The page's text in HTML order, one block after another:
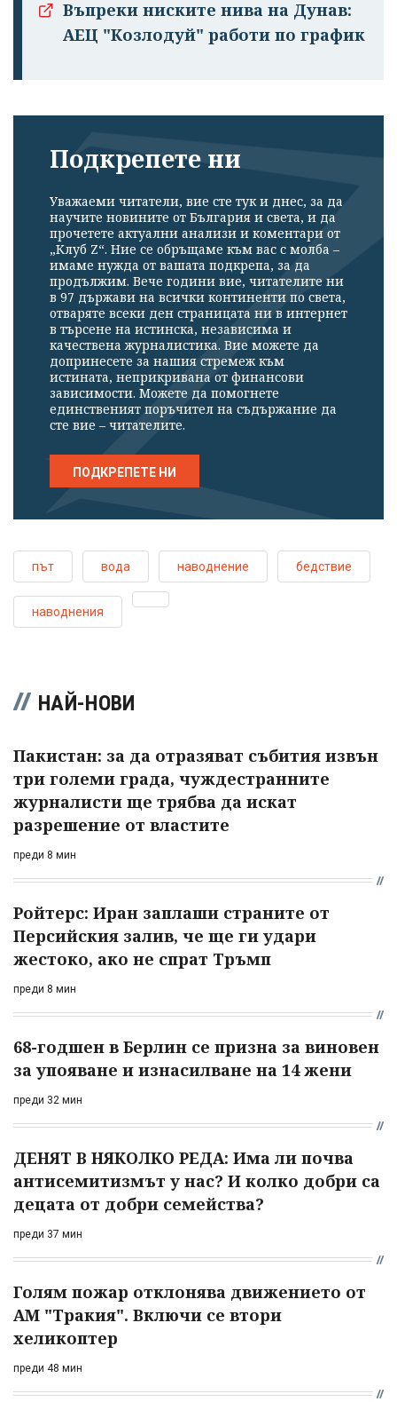
Въпреки ниските нива на Дунав:
АЕЦ "Козлодуй" работи по график
Подкрепете ни
Уважаеми читатели, вие сте тук и днес, за да
научите новините от България и света, и да
прочетете актуални анализи и коментари от
„Клуб Z“. Ние се обръщаме към вас с молба –
имаме нужда от вашата подкрепа, за да
продължим. Вече години вие, читателите ни
в 97 държави на всички континенти по света,
отваряте всеки ден страницата ни в интернет
в търсене на истинска, независима и
качествена журналистика. Вие можете да
допринесете за нашия стремеж към
истината, неприкривана от финансови
зависимости. Можете да помогнете
единственият поръчител на съдържание да
сте вие – читателите.
ПОДКРЕПЕТЕ НИ
път вода наводнение бедствие
наводнения
НАЙ-НОВИ
Пакистан: за да отразяват събития извън
три големи града, чуждестранните
журналисти ще трябва да искат
разрешение от властите
преди 8 мин
Ройтерс: Иран заплаши страните от
Персийския залив, че ще ги удари
жестоко, ако не спрат Тръмп
преди 8 мин
68-годшен в Берлин се призна за виновен
за упояване и изнасилване на 14 жени
преди 32 мин
ДЕНЯТ В НЯКОЛКО РЕДА: Има ли почва
антисемитизмът у нас? И колко добри са
децата от добри семейства?
преди 37 мин
Голям пожар отклонява движението от
АМ "Тракия". Включи се втори
хеликоптер
преди 48 мин